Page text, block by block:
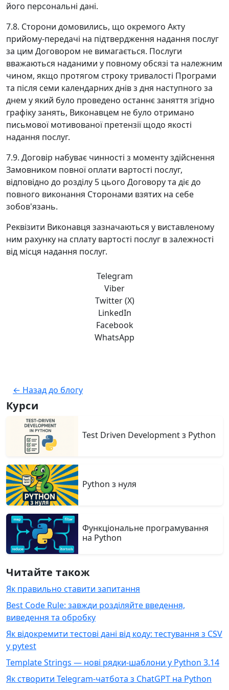
його персональні дані.
7.8. Сторони домовились, що окремого Акту
прийому-передачі на підтвердження надання послуг
за цим Договором не вимагається. Послуги
вважаються наданими у повному обсязі та належним
чином, якщо протягом строку тривалості Програми
та після семи календарних днів з дня наступного за
днем у який було проведено останнє заняття згідно
графіку занять, Виконавцем не було отримано
письмової мотивованої претензії щодо якості
надання послуг.
7.9. Договір набуває чинності з моменту здійснення
Замовником повної оплати вартості послуг,
відповідно до розділу 5 цього Договору та діє до
повного виконання Сторонами взятих на себе
зобов'язань.
Реквізити Виконавця зазначаються у виставленому
ним рахунку на сплату вартості послуг в залежності
від місця надання послуг.
Telegram
Viber
Twitter (X)
LinkedIn
Facebook
WhatsApp
← Назад до блогу
Курси
Test Driven Development з Python
Python з нуля
Функціональне програмування
на Python
Читайте також
Як правильно ставити запитання
Best Code Rule: завжди розділяйте введення,
виведення та обробку
Як відокремити тестові дані від коду: тестування з CSV
у pytest
Template Strings — нові рядки-шаблони у Python 3.14
Як створити Telegram-чатбота з ChatGPT на Python